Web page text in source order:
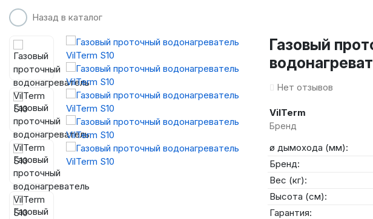
Назад в каталог
Газовый
Нет отзывов
VilTerm
Бренд
ø дымохода (мм):
Бренд:
Вес (кг):
Высота (см):
Гарантия: